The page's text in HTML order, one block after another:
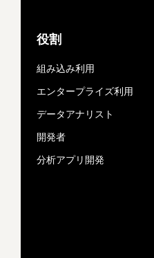
役割
組み込み利用
エンタープライズ利用
データアナリスト
開発者
分析アプリ開発